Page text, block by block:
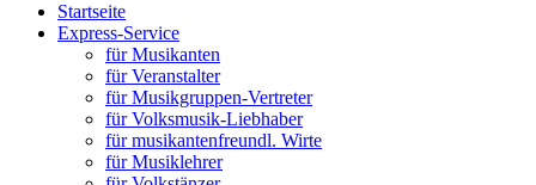
Startseite
Express-Service
für Musikanten
für Veranstalter
für Musikgruppen-Vertreter
für Volksmusik-Liebhaber
für musikantenfreundl. Wirte
für Musiklehrer